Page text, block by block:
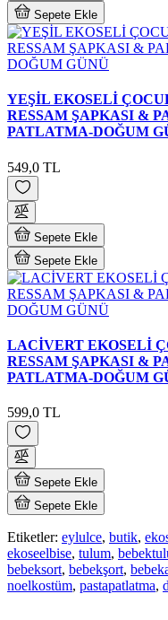
Sepete Ekle
YEŞİL EKOSELİ
RESSAM ŞAPKASI &
PATLATMA-DOĞUM
549,0 TL
Sepete Ekle
Sepete Ekle
LACİVERT EKOSELİ
RESSAM ŞAPKASI &
PATLATMA-DOĞUM
599,0 TL
Sepete Ekle
Sepete Ekle
Etiketler: eylulce, butik,
ekoseelbise, tulum,
bebeksort, bebekşort,
noelkostüm, pastapatlatma,